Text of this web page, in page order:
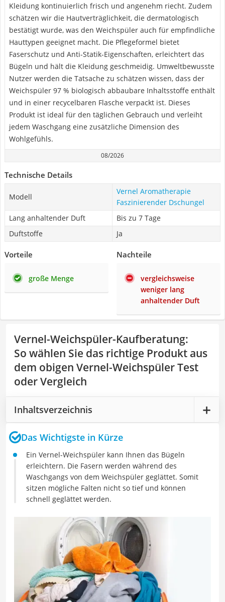
Kleidung kontinuierlich frisch und angenehm riecht. Zudem
schätzen wir die Hautverträglichkeit, die dermatologisch
bestätigt wurde, was den Weichspüler auch für empfindliche
Hauttypen geeignet macht. Die Pflegeformel bietet
Faserschutz und Anti-Statik-Eigenschaften, erleichtert das
Bügeln und hält die Kleidung geschmeidig. Umweltbewusste
Nutzer werden die Tatsache zu schätzen wissen, dass der
Weichspüler 97 % biologisch abbaubare Inhaltsstoffe enthält
und in einer recycelbaren Flasche verpackt ist. Dieses
Produkt ist ideal für den täglichen Gebrauch und verleiht
jedem Waschgang eine zusätzliche Dimension des
Wohlgefühls.
08/2026
Technische Details
Modell
Vernel Aromatherapie
Faszinierender Dschungel
Lang anhaltender Duft
Bis zu 7 Tage
Duftstoffe
Ja
Vorteile
große Menge
Nachteile
vergleichsweise
weniger lang
anhaltender Duft
Vernel-Weichspüler-Kaufberatung:
So wählen Sie das richtige Produkt aus
dem obigen Vernel-Weichspüler Test
oder Vergleich
Inhaltsverzeichnis
Das Wichtigste in Kürze
Ein Vernel-Weichspüler kann Ihnen das Bügeln
erleichtern. Die Fasern werden während des
Waschgangs von dem Weichspüler geglättet. Somit
sitzen mögliche Falten nicht so tief und können
schnell geglättet werden.